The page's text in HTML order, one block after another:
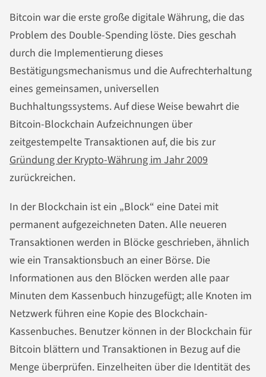
Bitcoin war die erste große digitale Währung, die das
Problem des Double-Spending löste. Dies geschah
durch die Implementierung dieses
Bestätigungsmechanismus und die Aufrechterhaltung
eines gemeinsamen, universellen
Buchhaltungssystems. Auf diese Weise bewahrt die
Bitcoin-Blockchain Aufzeichnungen über
zeitgestempelte Transaktionen auf, die bis zur
Gründung der Krypto-Währung im Jahr 2009
zurückreichen.
In der Blockchain ist ein „Block“ eine Datei mit
permanent aufgezeichneten Daten. Alle neueren
Transaktionen werden in Blöcke geschrieben, ähnlich
wie ein Transaktionsbuch an einer Börse. Die
Informationen aus den Blöcken werden alle paar
Minuten dem Kassenbuch hinzugefügt; alle Knoten im
Netzwerk führen eine Kopie des Blockchain-
Kassenbuches. Benutzer können in der Blockchain für
Bitcoin blättern und Transaktionen in Bezug auf die
Menge überprüfen. Einzelheiten über die Identität des